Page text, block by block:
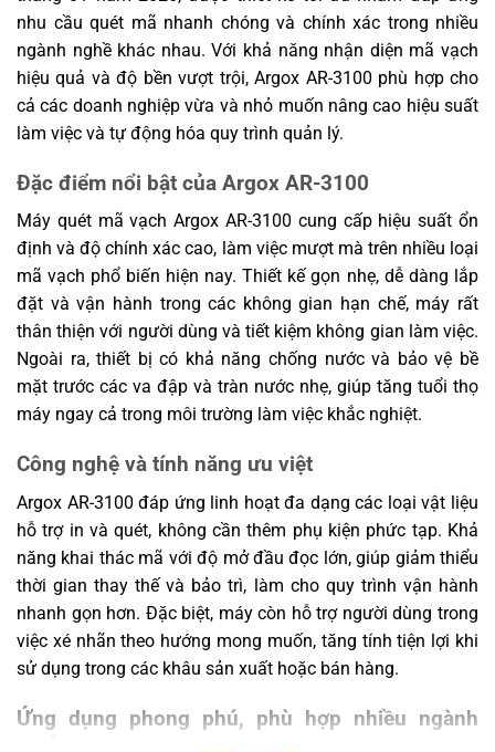
Chứng
nhận
CE, FCC, ROHS, BSMI, BIS
Chú ý
Sản phẩm có thể được nâng cấp và thay đổi
thông số mà không báo trước. Vui lòng liên hệ đại
diện bán hàng để biết thông số kỹ thuật mới nhất.
nhu cầu quét mã nhanh chóng và chính xác trong nhiều
ngành nghề khác nhau. Với khả năng nhận diện mã vạch
hiệu quả và độ bền vượt trội, Argox AR-3100 phù hợp cho
cả các doanh nghiệp vừa và nhỏ muốn nâng cao hiệu suất
làm việc và tự động hóa quy trình quản lý.
Đặc điểm nổi bật của Argox AR-3100
Máy quét mã vạch Argox AR-3100 cung cấp hiệu suất ổn
định và độ chính xác cao, làm việc mượt mà trên nhiều loại
mã vạch phổ biến hiện nay. Thiết kế gọn nhẹ, dễ dàng lắp
đặt và vận hành trong các không gian hạn chế, máy rất
thân thiện với người dùng và tiết kiệm không gian làm việc.
Ngoài ra, thiết bị có khả năng chống nước và bảo vệ bề
mặt trước các va đập và tràn nước nhẹ, giúp tăng tuổi thọ
máy ngay cả trong môi trường làm việc khắc nghiệt.
Công nghệ và tính năng ưu việt
Argox AR-3100 đáp ứng linh hoạt đa dạng các loại vật liệu
hỗ trợ in và quét, không cần thêm phụ kiện phức tạp. Khả
năng khai thác mã với độ mở đầu đọc lớn, giúp giảm thiểu
thời gian thay thế và bảo trì, làm cho quy trình vận hành
nhanh gọn hơn. Đặc biệt, máy còn hỗ trợ người dùng trong
việc xé nhãn theo hướng mong muốn, tăng tính tiện lợi khi
sử dụng trong các khâu sản xuất hoặc bán hàng.
Ứng dụng phong phú, phù hợp nhiều ngành
nghề